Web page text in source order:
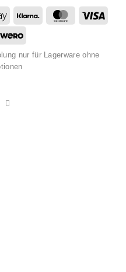
Apple
Pay
Klarna MasterCard
Wero
nur für Lagerware ohne